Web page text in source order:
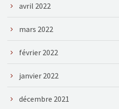
avril 2022
mars 2022
février 2022
janvier 2022
décembre 2021